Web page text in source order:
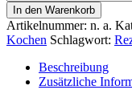
Cornelia:
Einfache
vegetarische
Küche
Menge
In den Warenkorb
Artikelnummer: n. a.
Kochen Schlagwort:
Beschreibung
Zusätzliche